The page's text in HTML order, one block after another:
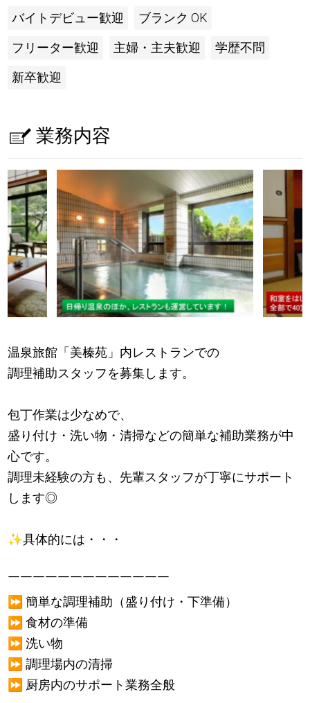
バイトデビュー歓迎 ブランク OK
フリーター歓迎 主婦・主夫歓迎 学歴不問
新卒歓迎
業務内容
温泉旅館「美榛苑」内レストランでの
調理補助スタッフを募集します。
包丁作業は少なめで、
盛り付け・洗い物・清掃などの簡単な補助業務が中
心です。
調理未経験の方も、先輩スタッフが丁寧にサポート
します◎
✨具体的には・・・
￣￣￣￣￣￣￣￣￣￣￣￣￣
⏩ 簡単な調理補助（盛り付け・下準備）
⏩ 食材の準備
⏩ 洗い物
⏩ 調理場内の清掃
⏩ 厨房内のサポート業務全般